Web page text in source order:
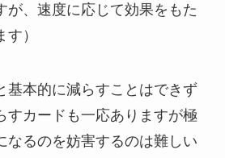
が、速度に応じて効果をもた
）
基本的に減らすことはできず
すカードも一応ありますが極
なるのを妨害するのは難しい